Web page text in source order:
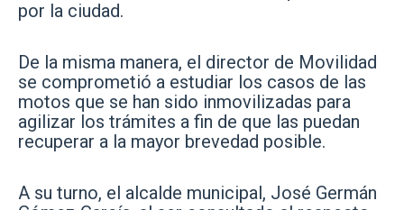
por la ciudad.
De la misma manera, el director de Movilidad
se comprometió a estudiar los casos de las
motos que se han sido inmovilizadas para
agilizar los trámites a fin de que las puedan
recuperar a la mayor brevedad posible.
A su turno, el alcalde municipal, José Germán